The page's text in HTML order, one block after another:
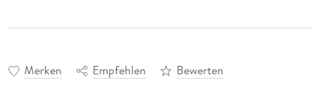
Merken Empfehlen Bewerten